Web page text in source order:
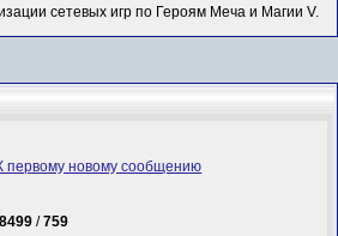
сетевых игр по Героям Меча и Магии V.
8499 /759